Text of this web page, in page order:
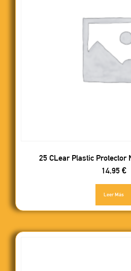
25 CLear Plastic Protector
14,95 €
Leer Más